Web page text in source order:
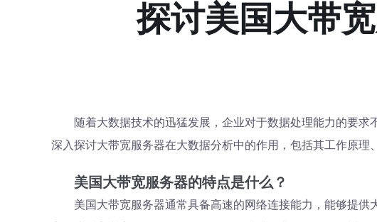
探讨美国大带
随着大数据技术的迅猛发展，企业对于数据处理能力的要求
深入探讨大带宽服务器在大数据分析中的作用，包括其工作原理
美国大带宽服务器的特点是什么？
美国大带宽服务器通常具备高速的网络连接能力，能够提